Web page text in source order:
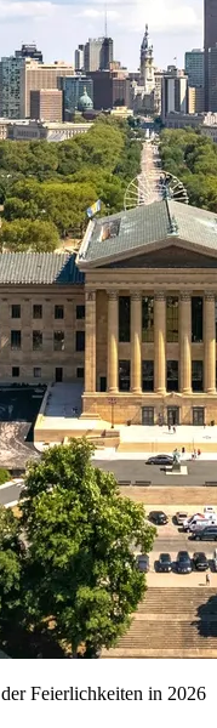
Feierlichkeiten in 2026